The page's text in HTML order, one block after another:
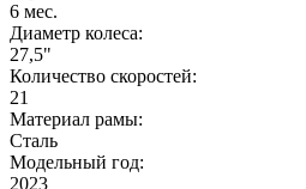
6 мес.
Диаметр колеса:
27,5"
Количество скоростей:
21
Материал рамы:
Сталь
Модельный год:
2023